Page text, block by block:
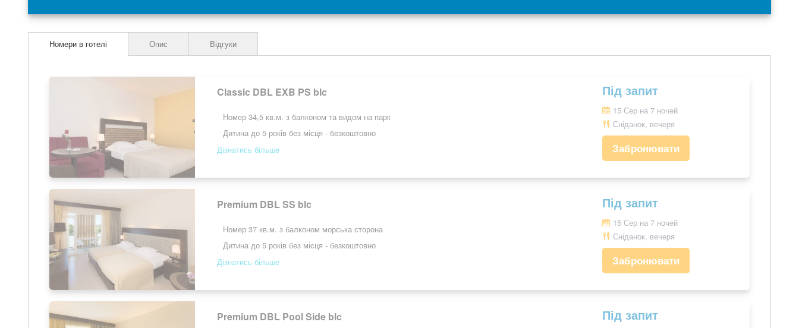
images
Номери в готелі
Classic DBL EXB PS blc
Номер 34,5 кв.м. з балконом та видом на парк
Дитина до 5 років без місця - безкоштовно
Дізнатись більше
Під запит
15 Сер на 7 ночей
Сніданок, вечеря
Забронювати
Premium DBL SS blc
Номер 37 кв.м. з балконом морська сторона
Дитина до 5 років без місця - безкоштовно
Дізнатись більше
Під запит
15 Сер на 7 ночей
Сніданок, вечеря
Забронювати
Premium DBL Pool Side blc Під запит
Опис Відгуки